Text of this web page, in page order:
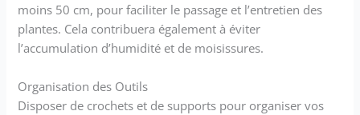
moins 50 cm, pour faciliter le passage et l’entretien des
plantes. Cela contribuera également à éviter
l’accumulation d’humidité et de moisissures.
Organisation des Outils
Disposer de crochets et de supports pour organiser vos